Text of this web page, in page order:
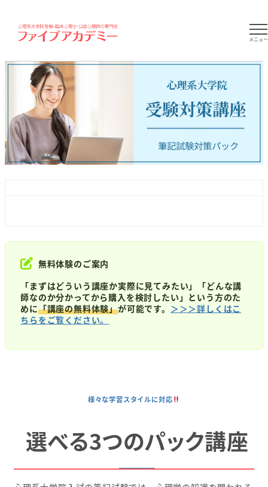
メニュー
無料体験のご案内
「まずはどういう講座か実際に見てみたい」「どんな講
師なのか分かってから購入を検討したい」という方のた
めに「講座の無料体験」が可能です。 ＞＞＞詳しくはこ
ちらをご覧ください。
様々な学習スタイルに対応
選べる3つのパック講座